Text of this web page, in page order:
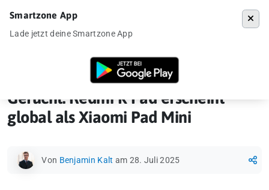
»Tablet»Gerücht: Redmi K Pad erscheint global
Gerücht: Redmi K Pad erscheint
global als Xiaomi Pad Mini
Von Benjamin Kalt am 28. Juli 2025
Smartzone App
Lade jetzt deine Smartzone App